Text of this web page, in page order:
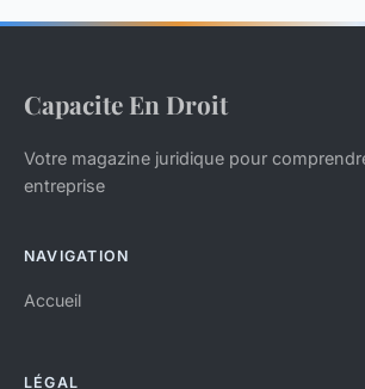
Capacite En Droit
Votre magazine juridique pour
entreprise
NAVIGATION
Accueil
LÉGAL